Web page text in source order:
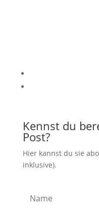
Kennst du
Post?
Hier kannst du sie
inklusive).